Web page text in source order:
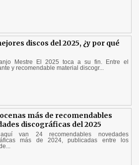
discos del 2025, ¿y por qué
Mestre El 2025 toca a su fin. Entre el
y recomendable material discogr...
más de recomendables
discográficas del 2025
van 24 recomendables novedades
más de 2024, publicadas entre los